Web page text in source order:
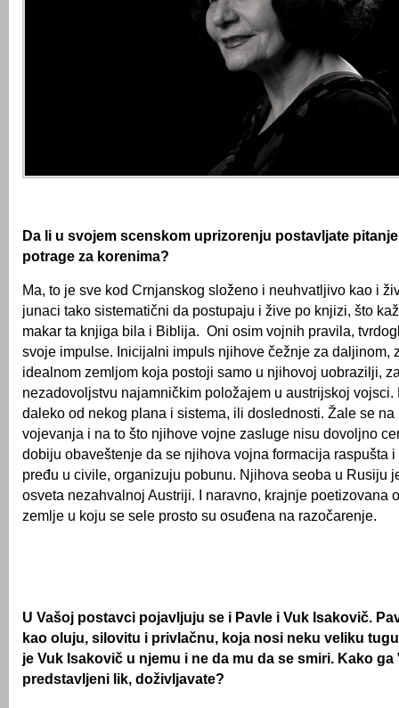
Da li u svojem scenskom uprizorenju postavljate
potrage za korenima?
Ma, to je sve kod Crnjanskog složeno i neuhvatljivo kao i
junaci tako sistematični da postupaju i žive po knjizi, što
makar ta knjiga bila i Biblija. Oni osim vojnih pravila,
svoje impulse. Inicijalni impuls njihove čežnje za daljinom,
idealnom zemljom koja postoji samo u njihovoj uobrazilji,
nezadovoljstvu najamničkim položajem u austrijskoj vojsci.
daleko od nekog plana i sistema, ili doslednosti. Žale se na
vojevanja i na to što njihove vojne zasluge nisu dovoljno
dobiju obaveštenje da se njihova vojna formacija raspušta
pređu u civile, organizuju pobunu. Njihova seoba u Rusiju
osveta nezahvalnoj Austriji. I naravno, krajnje poetizovana
zemlje u koju se sele prosto su osuđena na razočarenje.
U Vašoj postavci pojavljuju se i Pavle i Vuk Isakovič.
kao oluju, silovitu i privlačnu, koja nosi neku veliku
je Vuk Isakovič u njemu i ne da mu da se smiri. Kako ga
predstavljeni lik, doživljavate?